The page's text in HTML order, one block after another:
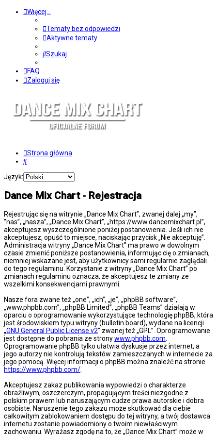
Więcej…
Tematy bez odpowiedzi
Aktywne tematy
Szukaj
FAQ
Zaloguj się
Strona główna
Szukaj
Język:
Dance Mix Chart - Rejestracja
Rejestrując się na witrynie „Dance Mix Chart”, zwanej dalej „my”,
”nas”, „nasza”, „Dance Mix Chart”, „https://www.dancemixchart.pl”,
akceptujesz wyszczególnione poniżej postanowienia. Jeśli ich nie
akceptujesz, opuść to miejsce, naciskając przycisk „Nie akceptuję”.
Administracja witryny „Dance Mix Chart” ma prawo w dowolnym
czasie zmienić poniższe postanowienia, informując cię o zmianach,
niemniej wskazane jest, aby użytkownicy sami regularnie zaglądali
do tego regulaminu. Korzystanie z witryny „Dance Mix Chart” po
zmianach regulaminu oznacza, że akceptujesz te zmiany ze
wszelkimi konsekwencjami prawnymi.
Nasze fora zwane też „one”, „ich”, „je”, „phpBB software”,
„www.phpbb.com”, „phpBB Limited”, „phpBB Teams” działają w
oparciu o oprogramowanie wykorzystujące technologię phpBB, która
jest środowiskiem typu witryny (bulletin board), wydane na licencji
„GNU General Public License v2” zwanej też „GPL”. Oprogramowanie
jest dostępne do pobrania ze stronywww.phpbb.com
Oprogramowanie phpBB tylko ułatwia dyskusje przez internet, a
jego autorzy nie kontrolują tekstów zamieszczanych w internecie za
jego pomocą. Więcej informacji o phpBB można znaleźć na stronie
https://www.phpbb.com/
Akceptujesz zakaz publikowania wypowiedzi o charakterze
obraźliwym, oszczerczym, propagującym treści niezgodne z
polskim prawem lub naruszającym cudze prawa autorskie i dobra
osobiste. Naruszenie tego zakazu może skutkować dla ciebie
całkowitym zablokowaniem dostępu do tej witryny, a twój dostawca
internetu zostanie powiadomiony o twoim niewłaściwym
zachowaniu. Wyrażasz zgodę na to, że „Dance Mix Chart” może w